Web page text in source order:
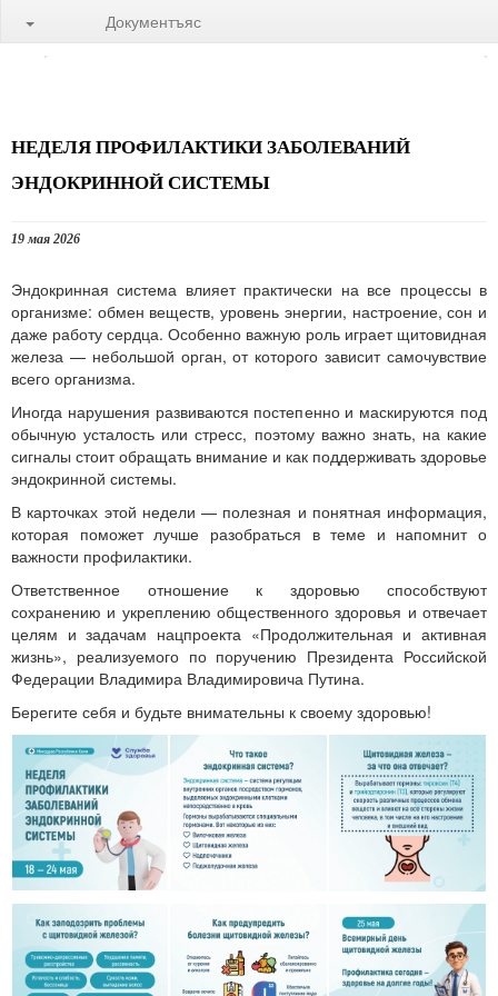
Документъяс
НЕДЕЛЯ ПРОФИЛАКТИКИ ЗАБОЛЕВАНИЙ
ЭНДОКРИННОЙ СИСТЕМЫ
19 мая 2026
Эндокринная система влияет практически на все процессы в
организме: обмен веществ, уровень энергии, настроение, сон и
даже работу сердца. Особенно важную роль играет щитовидная
железа — небольшой орган, от которого зависит самочувствие
всего организма.
Иногда нарушения развиваются постепенно и маскируются под
обычную усталость или стресс, поэтому важно знать, на какие
сигналы стоит обращать внимание и как поддерживать здоровье
эндокринной системы.
В карточках этой недели — полезная и понятная информация,
которая поможет лучше разобраться в теме и напомнит о
важности профилактики.
Ответственное отношение к здоровью способствуют
сохранению и укреплению общественного здоровья и отвечает
целям и задачам нацпроекта «Продолжительная и активная
жизнь», реализуемого по поручению Президента Российской
Федерации Владимира Владимировича Путина.
Берегите себя и будьте внимательны к своему здоровью!